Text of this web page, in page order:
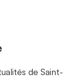
de Saint-